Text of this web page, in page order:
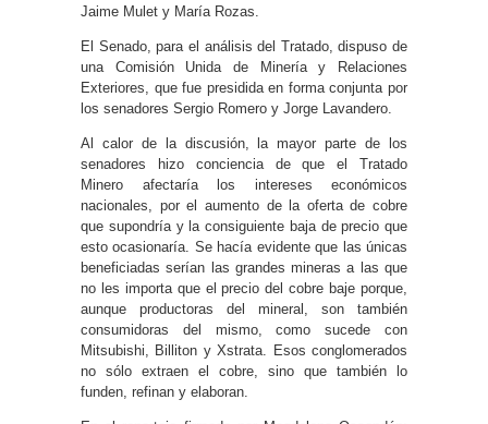
Jaime Mulet y María Rozas.
El Senado, para el análisis del Tratado, dispuso de
una Comisión Unida de Minería y Relaciones
Exteriores, que fue presidida en forma conjunta por
los senadores Sergio Romero y Jorge Lavandero.
Al calor de la discusión, la mayor parte de los
senadores hizo conciencia de que el Tratado
Minero afectaría los intereses económicos
nacionales, por el aumento de la oferta de cobre
que supondría y la consiguiente baja de precio que
esto ocasionaría. Se hacía evidente que las únicas
beneficiadas serían las grandes mineras a las que
no les importa que el precio del cobre baje porque,
aunque productoras del mineral, son también
consumidoras del mismo, como sucede con
Mitsubishi, Billiton y Xstrata. Esos conglomerados
no sólo extraen el cobre, sino que también lo
funden, refinan y elaboran.